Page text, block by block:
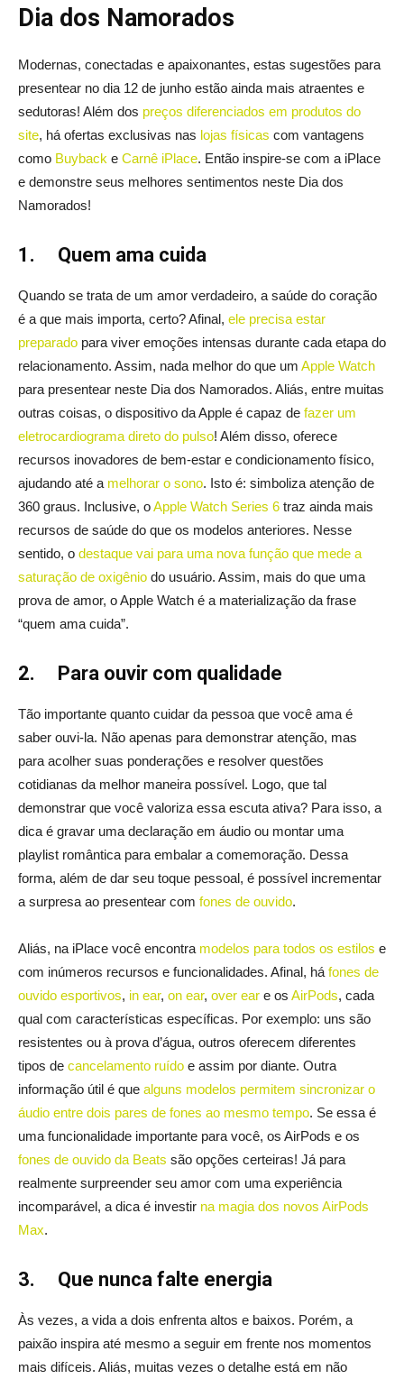
Dia dos Namorados
Modernas, conectadas e apaixonantes, estas sugestões para
presentear no dia 12 de junho estão ainda mais atraentes e
sedutoras! Além dos preços diferenciados em produtos do
site, há ofertas exclusivas nas lojas físicas com vantagens
como Buyback e Carnê iPlace. Então inspire-se com a iPlace
e demonstre seus melhores sentimentos neste Dia dos
Namorados!
1. Quem ama cuida
Quando se trata de um amor verdadeiro, a saúde do coração
é a que mais importa, certo? Afinal, ele precisa estar
preparado para viver emoções intensas durante cada etapa do
relacionamento. Assim, nada melhor do que um Apple Watch
para presentear neste Dia dos Namorados. Aliás, entre muitas
outras coisas, o dispositivo da Apple é capaz de fazer um
eletrocardiograma direto do pulso! Além disso, oferece
recursos inovadores de bem-estar e condicionamento físico,
ajudando até a melhorar o sono. Isto é: simboliza atenção de
360 graus. Inclusive, oApple Watch Series 6 traz ainda mais
recursos de saúde do que os modelos anteriores. Nesse
sentido, o destaque vai para uma nova função que mede a
saturação de oxigênio do usuário. Assim, mais do que uma
prova de amor, o Apple Watch é a materialização da frase
“quem ama cuida”.
2. Para ouvir com qualidade
Tão importante quanto cuidar da pessoa que você ama é
saber ouvi-la. Não apenas para demonstrar atenção, mas
para acolher suas ponderações e resolver questões
cotidianas da melhor maneira possível. Logo, que tal
demonstrar que você valoriza essa escuta ativa? Para isso, a
dica é gravar uma declaração em áudio ou montar uma
playlist romântica para embalar a comemoração. Dessa
forma, além de dar seu toque pessoal, é possível incrementar
a surpresa ao presentear com fones de ouvido.
Aliás, na iPlace você encontra modelos para todos os estilos e
com inúmeros recursos e funcionalidades. Afinal, háfones de
ouvido esportivos, in ear, on ear, over ear e os AirPods, cada
qual com características específicas. Por exemplo: uns são
resistentes ou à prova d’água, outros oferecem diferentes
tipos de cancelamento ruído e assim por diante. Outra
informação útil é que alguns modelos permitem sincronizar o
áudio entre dois pares de fones ao mesmo tempo. Se essa é
uma funcionalidade importante para você, os AirPods e os
fones de ouvido da Beats são opções certeiras! Já para
realmente surpreender seu amor com uma experiência
incomparável, a dica é investir na magia dos novos AirPods
Max.
3. Que nunca falte energia
Às vezes, a vida a dois enfrenta altos e baixos. Porém, a
paixão inspira até mesmo a seguir em frente nos momentos
mais difíceis. Aliás, muitas vezes o detalhe está em não